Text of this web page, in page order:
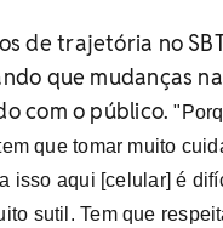
de trajetória no
que mudanças
com o público.
que tomar muito
isso aqui [celular] é
sutil. Tem que